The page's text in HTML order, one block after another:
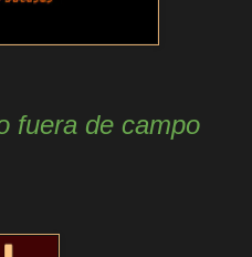
fuera de campo